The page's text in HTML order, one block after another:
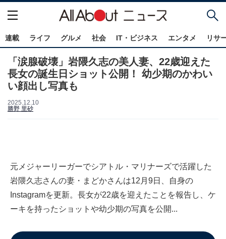
連載 ライフ グルメ 社会 IT・ビジネス エンタメ リサ
「涙腺破壊」岩隈久志の美人妻、22歳迎えた
長女の誕生日ショット公開！ 幼少期のかわい
い顔出し写真も
2025.12.10
勝野 里砂
元メジャーリーガーでシアトル・マリナーズで活躍した
岩隈久志さんの妻・まどかさんは12月9日、自身の
Instagramを更新。長女が22歳を迎えたことを報告し、ケ
ーキを持ったショットや幼少期の写真を公開...